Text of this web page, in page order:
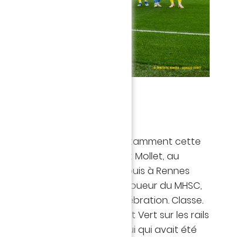
du premier acte avec notamment cette
de Lecomte (9'), Florent Mollet, au
de Simon à Clermont (J5), puis à Rennes
en buteur ! Lui, l'ancien joueur du MHSC,
son ancien club sur sa célébration. Classe.
placé les Jaune et Vert sur les rails
joli clin d’œil aussi, pour celui qui avait été